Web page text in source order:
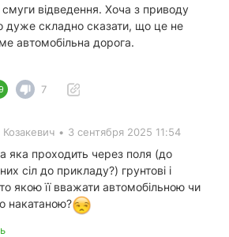
відведення. Хоча з приводу
дуже складно сказати, що це не
автомобільна дорога.
7
• 3 сентября 2025 11:54
яка проходить через поля (до
сіл до прикладу?) грунтові і
якою її вважати автомобільною чи
накатаною?